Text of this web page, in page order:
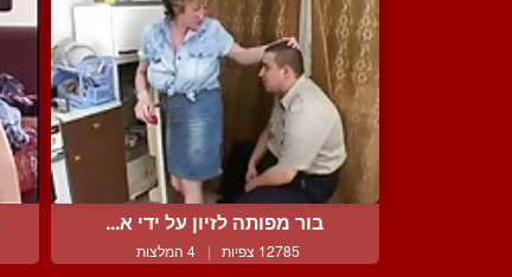
בור מפותה לזיון על ידי א...
12785 צפיות | 4 המלצות